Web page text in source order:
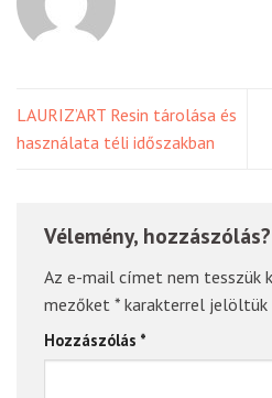
LAURIZ’ART Resin tárolása és
használata téli időszakban
Vélemény, hozzászólás?
Az e-mail címet nem tesszük
mezőket * karakterrel jelöltük
Hozzászólás *